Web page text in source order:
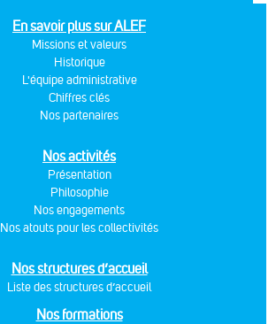
En savoir plus sur ALEF
Missions et valeurs
Historique
L'équipe administrative
Chiffres clés
Nos partenaires
Nos activités
Présentation
Philosophie
Nos engagements
Nos atouts pour les collectivités
Nos structures d’accueil
Liste des structures d’accueil
Nos formations